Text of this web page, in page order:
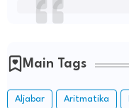
Main Tags
Aljabar Aritmatika